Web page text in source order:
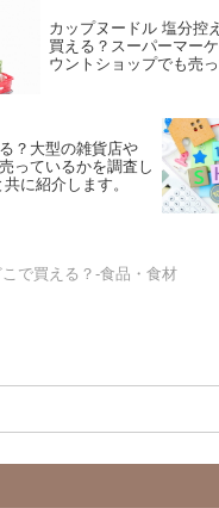
カップヌードル 塩分控
買える？スーパーマー
ウントショップでも売
？大型の雑貨店や
っているかを調査し
に紹介します。
こで買える？-食品・食材